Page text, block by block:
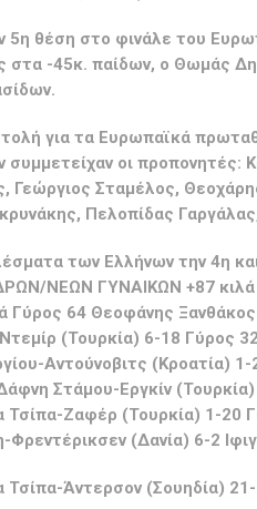
5η θέση στο φινάλε του
στα -45κ. παίδων, ο Θωμάς
για τα Ευρωπαϊκά
συμμετείχαν οι
Γεώργιος Σταμέλος,
Πελοπίδας
των Ελλήνων την 4η
ΝΕΩΝ ΓΥΝΑΙΚΩΝ +87
Γύρος 64 Θεοφάνης
(Τουρκία) 6-18 Γύρος
Αντούνοβιτς (Κροατία)
Στάμου-Εργκίν
Τσίπα-Ζαφέρ (Τουρκία) 1-20
Φρεντέρικσεν (Δανία) 6-2
Τσίπα-Άντερσον (Σουηδία)